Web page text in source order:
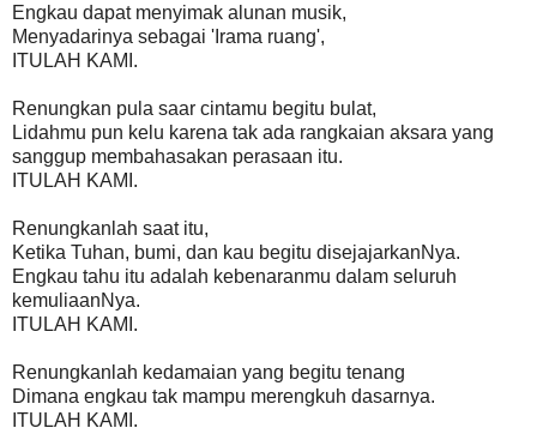
Engkau dapat menyimak alunan musik,
Menyadarinya sebagai 'Irama ruang',
ITULAH KAMI.
Renungkan pula saar cintamu begitu bulat,
Lidahmu pun kelu karena tak ada rangkaian aksara yang
sanggup membahasakan perasaan itu.
ITULAH KAMI.
Renungkanlah saat itu,
Ketika Tuhan, bumi, dan kau begitu disejajarkanNya.
Engkau tahu itu adalah kebenaranmu dalam seluruh
kemuliaanNya.
ITULAH KAMI.
Renungkanlah kedamaian yang begitu tenang
Dimana engkau tak mampu merengkuh dasarnya.
ITULAH KAMI.